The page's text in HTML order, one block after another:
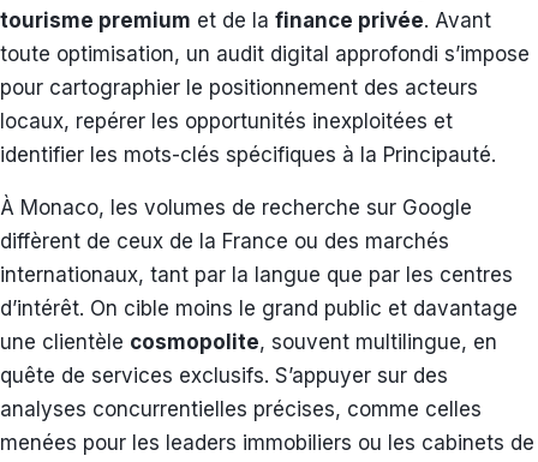
tourisme premium et de la finance privée. Avant
toute optimisation, un audit digital approfondi s’impose
pour cartographier le positionnement des acteurs
locaux, repérer les opportunités inexploitées et
identifier les mots-clés spécifiques à la Principauté.
À Monaco, les volumes de recherche sur Google
diffèrent de ceux de la France ou des marchés
internationaux, tant par la langue que par les centres
d’intérêt. On cible moins le grand public et davantage
une clientèle cosmopolite, souvent multilingue, en
quête de services exclusifs. S’appuyer sur des
analyses concurrentielles précises, comme celles
menées pour les leaders immobiliers ou les cabinets de